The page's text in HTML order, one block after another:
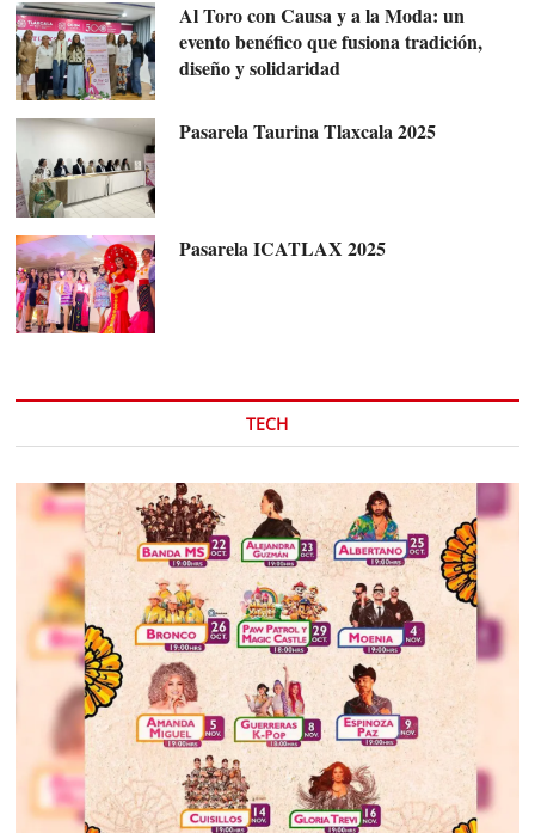
Al Toro con Causa y a la Moda: un
evento benéfico que fusiona tradición,
diseño y solidaridad
Pasarela Taurina Tlaxcala 2025
Pasarela ICATLAX 2025
TECH